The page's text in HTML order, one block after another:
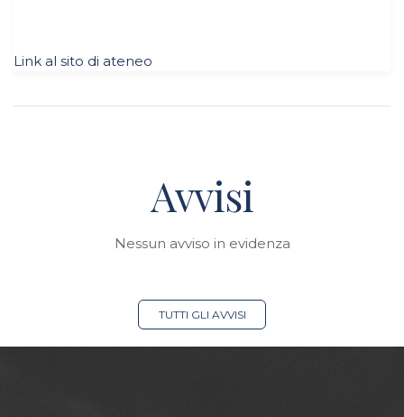
Link al sito di ateneo
Avvisi
Nessun avviso in evidenza
TUTTI GLI AVVISI